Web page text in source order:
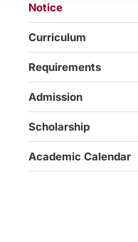
Notice
Curriculum
Requirements
Admission
Scholarship
Academic Calendar